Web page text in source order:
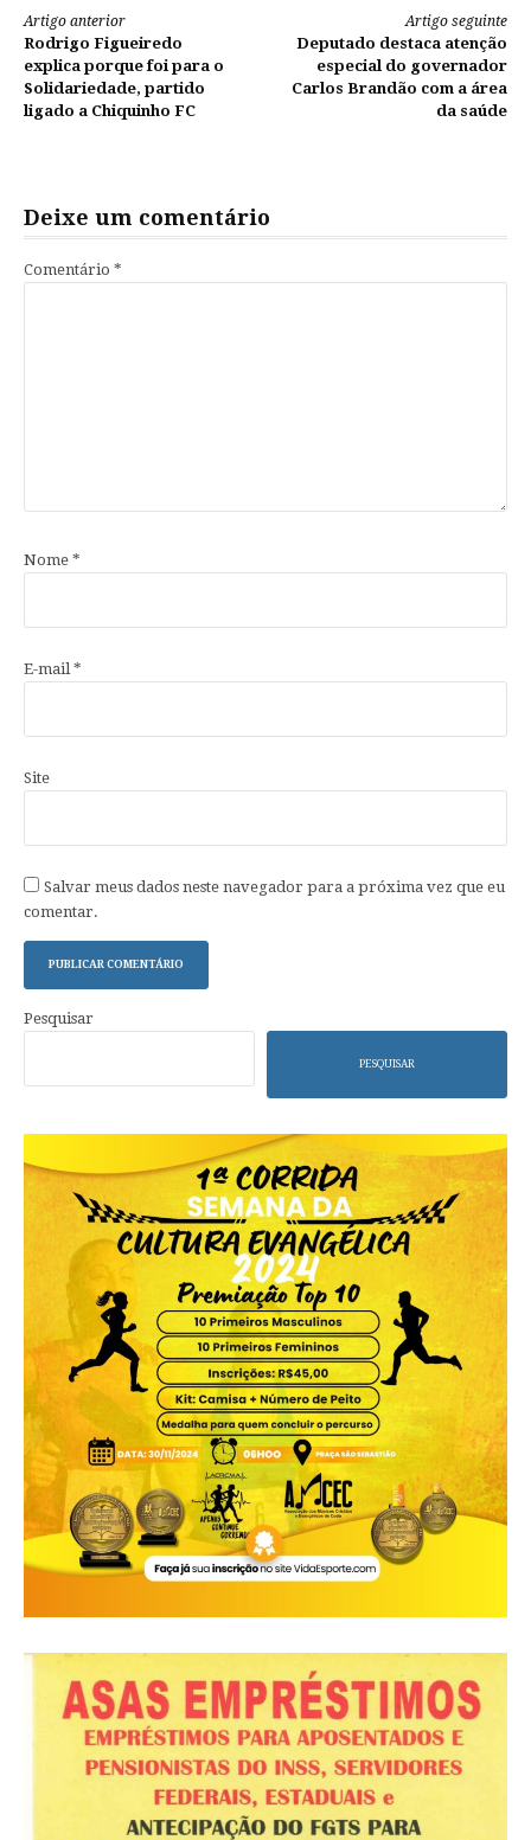
Continue
lendo
Artigo anterior
Rodrigo Figueiredo
explica porque foi para o
Solidariedade, partido
ligado a Chiquinho FC
Artigo seguinte
Deputado destaca atenção
especial do governador
Carlos Brandão com a área
da saúde
Deixe um comentário
Comentário *
Nome *
E-mail*
Site
Salvar meus dados neste navegador para a próxima vez que eu
comentar.
Pesquisar
PESQUISAR